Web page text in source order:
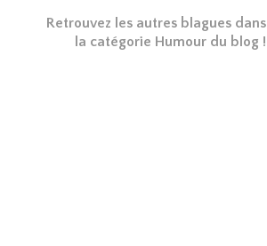
Retrouvez les autres blagues dans
la catégorie Humour du blog !